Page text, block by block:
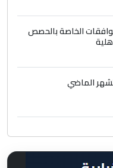
الخاصة بالحصص
الماضي